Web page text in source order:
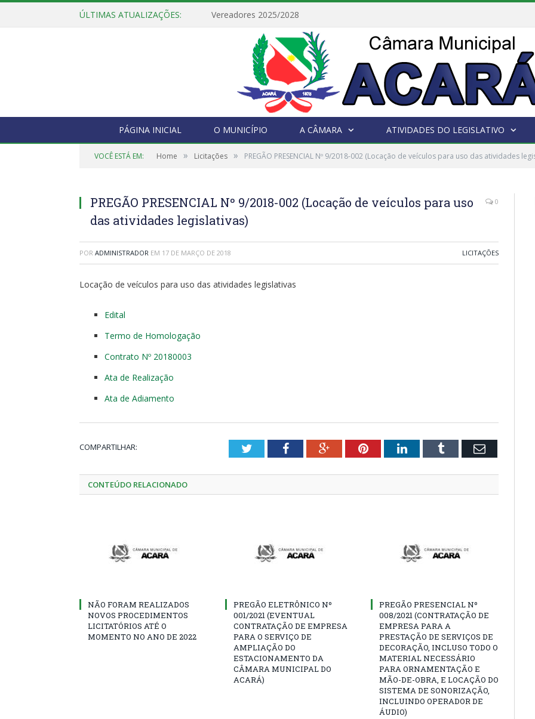
ÚLTIMAS ATUALIZAÇÕES: Vereadores 2025/2028
PÁGINA INICIAL O MUNICÍPIO A CÂMARA ATIVIDADES DO LEGISLATIVO
VOCÊ ESTÁ EM: Home » Licitações » PREGÃO PRESENCIAL Nº 9/2018-002 (Locação de veículos para uso das atividades
PREGÃO PRESENCIAL Nº 9/2018-002 (Locação de veículos para uso
das atividades legislativas)
0
POR ADMINISTRADOR EM 17 DE MARÇO DE 2018 LICITAÇÕES
Locação de veículos para uso das atividades legislativas
Edital
Termo de Homologação
Contrato Nº 20180003
Ata de Realização
Ata de Adiamento
COMPARTILHAR: TwitterFacebookGoogle+PinterestLinkedInTumblr Email
CONTEÚDO RELACIONADO
NÃO FORAM REALIZADOS
NOVOS PROCEDIMENTOS
LICITATÓRIOS ATÉ O
MOMENTO NO ANO DE 2022
PREGÃO ELETRÔNICO Nº
001/2021 (EVENTUAL
CONTRATAÇÃO DE EMPRESA
PARA O SERVIÇO DE
AMPLIAÇÃO DO
ESTACIONAMENTO DA
CÂMARA MUNICIPAL DO
ACARÁ)
PREGÃO PRESENCIAL Nº
008/2021 (CONTRATAÇÃO DE
EMPRESA PARA A
PRESTAÇÃO DE SERVIÇOS DE
DECORAÇÃO, INCLUSO TODO O
MATERIAL NECESSÁRIO
PARA ORNAMENTAÇÃO E
MÃO-DE-OBRA, E LOCAÇÃO DO
SISTEMA DE SONORIZAÇÃO,
INCLUINDO OPERADOR DE
ÁUDIO)